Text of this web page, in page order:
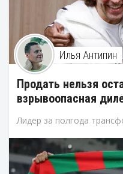
Илья Антипин
Продать нельзя
взрывоопасная
Лидер за полгода